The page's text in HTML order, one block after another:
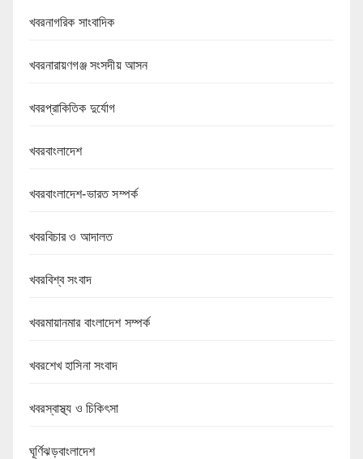
খবরনাগরিক সাংবাদিক
খবরনারায়ণগঞ্জ সংসদীয় আসন
খবরপ্রাকিতিক দুর্যোগ
খবরবাংলাদেশ
খবরবাংলাদেশ-ভারত সম্পর্ক
খবরবিচার ও আদালত
খবরবিশ্ব সংবাদ
খবরমায়ানমার বাংলাদেশ সম্পর্ক
খবরশেখ হাসিনা সংবাদ
খবরস্বাস্থ্য ও চিকিৎসা
ঘূর্ণিঝড়বাংলাদেশ